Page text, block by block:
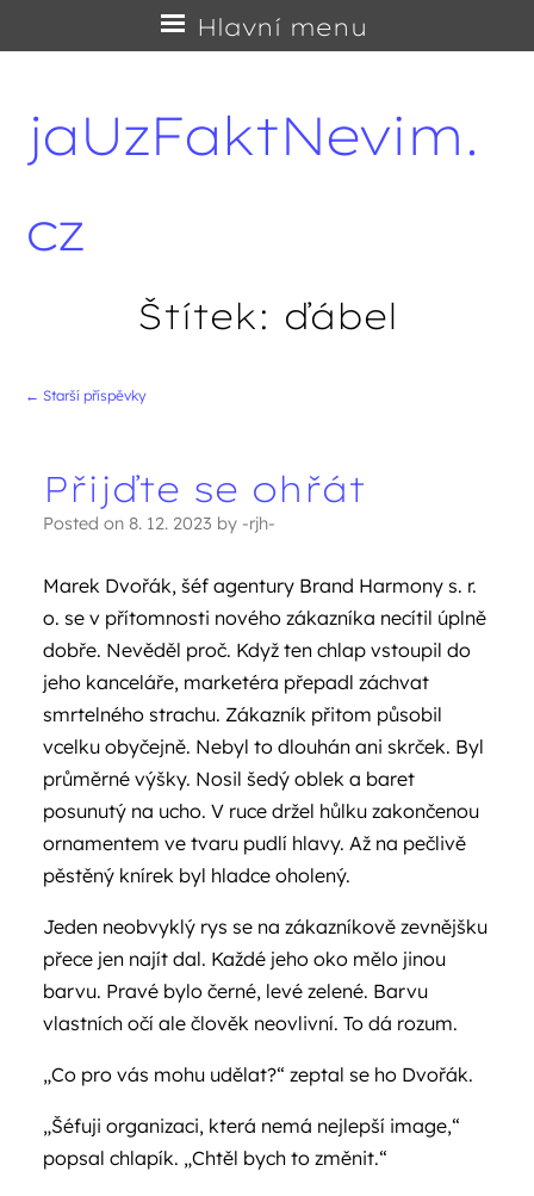
jaUzFaktNevim.
cz
Hlavní menu
na
Štítek: ďábel
← Starší příspěvky
Přijďte se ohřát
Posted on 8. 12. 2023 by -rjh-
Marek Dvořák, šéf agentury Brand Harmony s. r.
o. se v přítomnosti nového zákazníka necítil úplně
dobře. Nevěděl proč. Když ten chlap vstoupil do
jeho kanceláře, marketéra přepadl záchvat
smrtelného strachu. Zákazník přitom působil
vcelku obyčejně. Nebyl to dlouhán ani skrček. Byl
průměrné výšky. Nosil šedý oblek a baret
posunutý na ucho. V ruce držel hůlku zakončenou
ornamentem ve tvaru pudlí hlavy. Až na pečlivě
pěstěný knírek byl hladce oholený.
Jeden neobvyklý rys se na zákazníkově zevnějšku
přece jen najít dal. Každé jeho oko mělo jinou
barvu. Pravé bylo černé, levé zelené. Barvu
vlastních očí ale člověk neovlivní. To dá rozum.
„Co pro vás mohu udělat?“ zeptal se ho Dvořák.
„Šéfuji organizaci, která nemá nejlepší image,“
popsal chlapík. „Chtěl bych to změnit.“